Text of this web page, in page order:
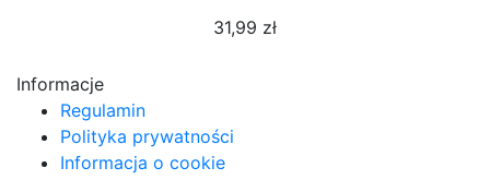
31,99 zł
Informacje
Regulamin
Polityka prywatności
Informacja o cookie